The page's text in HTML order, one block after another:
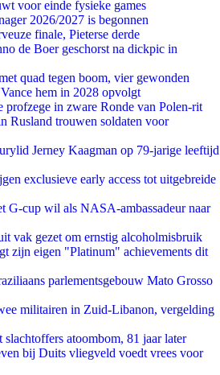
voor einde fysieke games
2026/2027 is begonnen
finale, Pieterse derde
de Boer geschorst na dickpic in
quad tegen boom, vier gewonden
hem in 2028 opvolgt
profzege in zware Ronde van Polen-rit
Rusland trouwen soldaten voor
Jerney Kaagman op 79-jarige leeftijd
exclusieve early access tot uitgebreide
G-cup wil als NASA-ambassadeur naar
vak gezet om ernstig alcoholmisbruik
zijn eigen "Platinum" achievements dit
parlementsgebouw Mato Grosso
militairen in Zuid-Libanon, vergelding
atoombom, 81 jaar later
bij Duits vliegveld voedt vrees voor